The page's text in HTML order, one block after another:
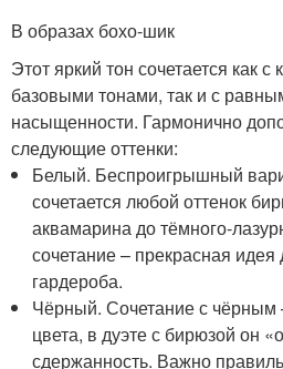
В образах бохо-шик
Этот яркий тон сочетается как с
базовыми тонами, так и с
насыщенности. Гармонично
следующие оттенки:
Белый. Беспроигрышный
сочетается любой оттенок
аквамарина до тёмного-
сочетание – прекрасная идея
гардероба.
Чёрный. Сочетание с чёрным
цвета, в дуэте с бирюзой он
сдержанность. Важно